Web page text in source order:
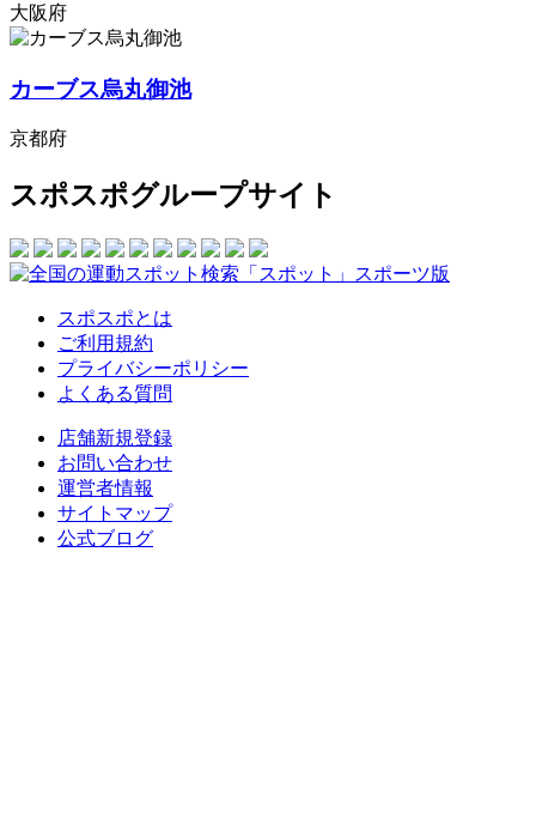
大阪府
カーブス烏丸御池
京都府
スポスポグループサイト
スポスポとは
ご利用規約
プライバシーポリシー
よくある質問
店舗新規登録
お問い合わせ
運営者情報
サイトマップ
公式ブログ